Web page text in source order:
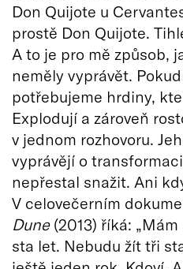
Don Quijote u
prostě Don Quijote.
A to je pro mě způsob,
neměly vyprávět.
potřebujeme hrdiny,
Explodují a zároveň
v jednom rozhovoru.
vyprávějí o
nepřestal snažit. Ani
V celovečerním
Dune(2013) říká:
sta let. Nebudu žít tři